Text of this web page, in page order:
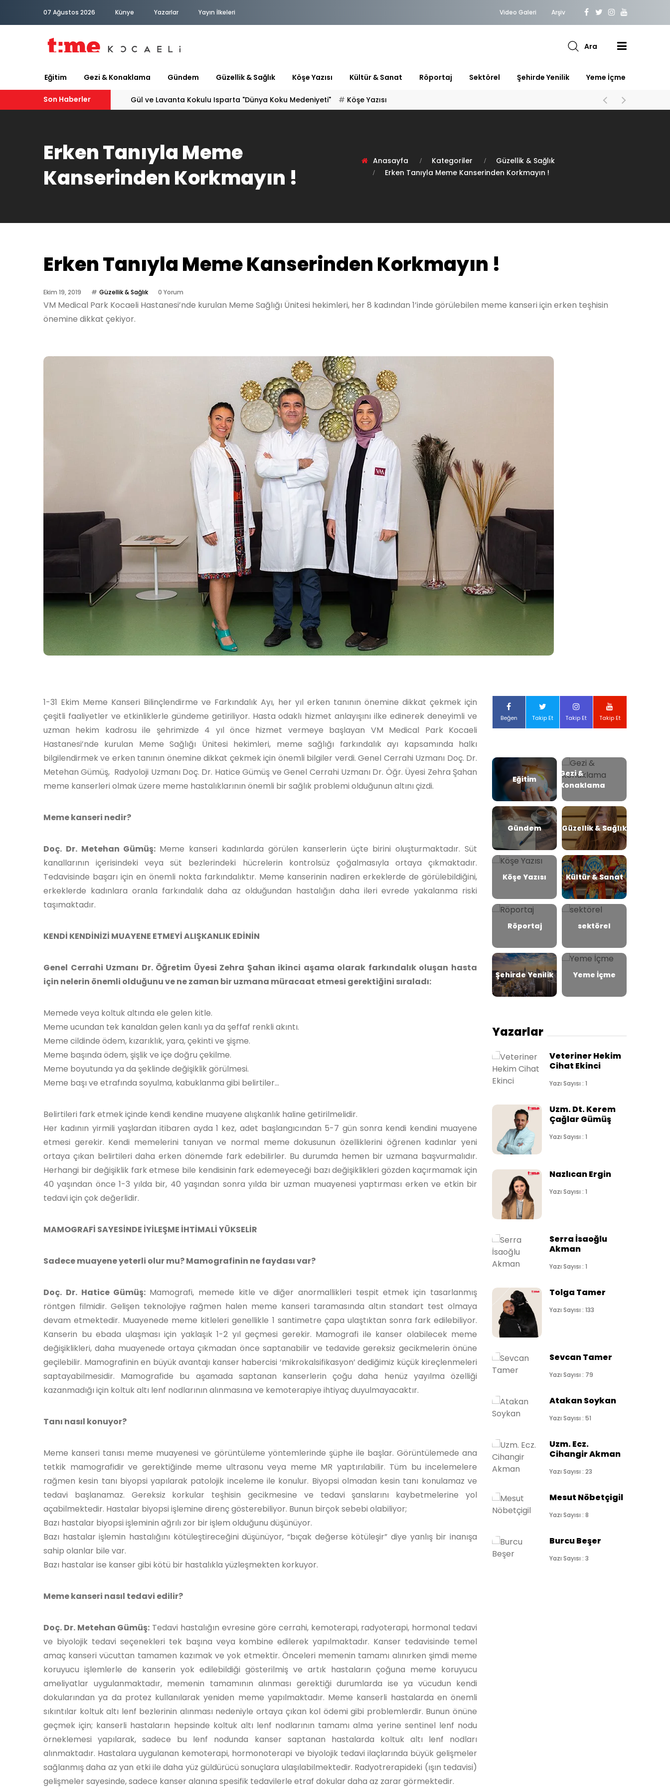
07 Ağustos 2026 Künye Yazarlar Yayın İlkeleri Video Galeri Arşiv
Ara
Eğitim Gezi & Konaklama Gündem Güzellik & Sağlık Köşe Yazısı Kültür & Sanat Röportaj Sektörel Şehirde Yenilik Yeme İçme
Son Haberler Gül ve Lavanta Kokulu Isparta "Dünya Koku Medeniyeti" Köşe Yazısı
Erken Tanıyla Meme
Kanserinden Korkmayın !
Anasayfa Kategoriler
Güzellik & Sağlık
Erken Tanıyla Meme Kanserinden Korkmayın !
Erken Tanıyla Meme Kanserinden Korkmayın !
Ekim 19, 2019 Güzellik & Sağlık 0 Yorum
VM Medical Park Kocaeli Hastanesi’nde kurulan Meme Sağlığı Ünitesi hekimleri, her 8 kadından 1’inde görülebilen meme kanseri için erken teşhisin
önemine dikkat çekiyor.
1-31 Ekim Meme Kanseri Bilinçlendirme ve Farkındalık Ayı, her yıl erken tanının önemine dikkat çekmek için
çeşitli faaliyetler ve etkinliklerle gündeme getiriliyor. Hasta odaklı hizmet anlayışını ilke edinerek deneyimli ve
uzman hekim kadrosu ile şehrimizde 4 yıl önce hizmet vermeye başlayan VM Medical Park Kocaeli
Hastanesi’nde kurulan Meme Sağlığı Ünitesi hekimleri, meme sağlığı farkındalık ayı kapsamında halkı
bilgilendirmek ve erken tanının önemine dikkat çekmek için önemli bilgiler verdi. Genel Cerrahi Uzmanı Doç. Dr.
Metehan Gümüş, Radyoloji Uzmanı Doç. Dr. Hatice Gümüş ve Genel Cerrahi Uzmanı Dr. Öğr. Üyesi Zehra Şahan
meme kanserleri olmak üzere meme hastalıklarının önemli bir sağlık problemi olduğunun altını çizdi.
Meme kanseri nedir?
Doç. Dr. Metehan Gümüş: Meme kanseri kadınlarda görülen kanserlerin üçte birini oluşturmaktadır. Süt
kanallarının içerisindeki veya süt bezlerindeki hücrelerin kontrolsüz çoğalmasıyla ortaya çıkmaktadır.
Tedavisinde başarı için en önemli nokta farkındalıktır. Meme kanserinin nadiren erkeklerde de görülebildiğini,
erkeklerde kadınlara oranla farkındalık daha az olduğundan hastalığın daha ileri evrede yakalanma riski
taşımaktadır.
KENDİ KENDİNİZİ MUAYENE ETMEYİ ALIŞKANLIK EDİNİN
Genel Cerrahi Uzmanı Dr. Öğretim Üyesi Zehra Şahan ikinci aşama olarak farkındalık oluşan hasta
için nelerin önemli olduğunu ve ne zaman bir uzmana müracaat etmesi gerektiğini sıraladı:
Memede veya koltuk altında ele gelen kitle.
Meme ucundan tek kanaldan gelen kanlı ya da şeffaf renkli akıntı.
Meme cildinde ödem, kızarıklık, yara, çekinti ve şişme.
Meme başında ödem, şişlik ve içe doğru çekilme.
Meme boyutunda ya da şeklinde değişiklik görülmesi.
Meme başı ve etrafında soyulma, kabuklanma gibi belirtiler…
Belirtileri fark etmek içinde kendi kendine muayene alışkanlık haline getirilmelidir.
Her kadının yirmili yaşlardan itibaren ayda 1 kez, adet başlangıcından 5-7 gün sonra kendi kendini muayene
etmesi gerekir. Kendi memelerini tanıyan ve normal meme dokusunun özelliklerini öğrenen kadınlar yeni
ortaya çıkan belirtileri daha erken dönemde fark edebilirler. Bu durumda hemen bir uzmana başvurmalıdır.
Herhangi bir değişiklik fark etmese bile kendisinin fark edemeyeceği bazı değişiklikleri gözden kaçırmamak için
40 yaşından önce 1-3 yılda bir, 40 yaşından sonra yılda bir uzman muayenesi yaptırması erken ve etkin bir
tedavi için çok değerlidir.
MAMOGRAFİ SAYESİNDE İYİLEŞME İHTİMALİ YÜKSELİR
Sadece muayene yeterli olur mu? Mamografinin ne faydası var?
Doç. Dr. Hatice Gümüş: Mamografi, memede kitle ve diğer anormallikleri tespit etmek için tasarlanmış
röntgen filmidir. Gelişen teknolojiye rağmen halen meme kanseri taramasında altın standart test olmaya
devam etmektedir. Muayenede meme kitleleri genellikle 1 santimetre çapa ulaştıktan sonra fark edilebiliyor.
Kanserin bu ebada ulaşması için yaklaşık 1-2 yıl geçmesi gerekir. Mamografi ile kanser olabilecek meme
değişiklikleri, daha muayenede ortaya çıkmadan önce saptanabilir ve tedavide gereksiz gecikmelerin önüne
geçilebilir. Mamografinin en büyük avantajı kanser habercisi ‘mikrokalsifikasyon’ dediğimiz küçük kireçlenmeleri
saptayabilmesidir. Mamografide bu aşamada saptanan kanserlerin çoğu daha henüz yayılma özelliği
kazanmadığı için koltuk altı lenf nodlarının alınmasına ve kemoterapiye ihtiyaç duyulmayacaktır.
Tanı nasıl konuyor?
Meme kanseri tanısı meme muayenesi ve görüntüleme yöntemlerinde şüphe ile başlar. Görüntülemede ana
tetkik mamografidir ve gerektiğinde meme ultrasonu veya meme MR yaptırılabilir. Tüm bu incelemelere
rağmen kesin tanı biyopsi yapılarak patolojik inceleme ile konulur. Biyopsi olmadan kesin tanı konulamaz ve
tedavi başlanamaz. Gereksiz korkular teşhisin gecikmesine ve tedavi şanslarını kaybetmelerine yol
açabilmektedir. Hastalar biyopsi işlemine direnç gösterebiliyor. Bunun birçok sebebi olabiliyor;
Bazı hastalar biyopsi işleminin ağrılı zor bir işlem olduğunu düşünüyor.
Bazı hastalar işlemin hastalığını kötüleştireceğini düşünüyor, “bıçak değerse kötüleşir” diye yanlış bir inanışa
sahip olanlar bile var.
Bazı hastalar ise kanser gibi kötü bir hastalıkla yüzleşmekten korkuyor.
Meme kanseri nasıl tedavi edilir?
Doç. Dr. Metehan Gümüş: Tedavi hastalığın evresine göre cerrahi, kemoterapi, radyoterapi, hormonal tedavi
ve biyolojik tedavi seçenekleri tek başına veya kombine edilerek yapılmaktadır. Kanser tedavisinde temel
amaç kanseri vücuttan tamamen kazımak ve yok etmektir. Önceleri memenin tamamı alınırken şimdi meme
koruyucu işlemlerle de kanserin yok edilebildiği gösterilmiş ve artık hastaların çoğuna meme koruyucu
ameliyatlar uygulanmaktadır, memenin tamamının alınması gerektiği durumlarda ise ya vücudun kendi
dokularından ya da protez kullanılarak yeniden meme yapılmaktadır. Meme kanserli hastalarda en önemli
sıkıntılar koltuk altı lenf bezlerinin alınması nedeniyle ortaya çıkan kol ödemi gibi problemlerdir. Bunun önüne
geçmek için; kanserli hastaların hepsinde koltuk altı lenf nodlarının tamamı alma yerine sentinel lenf nodu
örneklemesi yapılarak, sadece bu lenf nodunda kanser saptanan hastalarda koltuk altı lenf nodları
alınmaktadır. Hastalara uygulanan kemoterapi, hormonoterapi ve biyolojik tedavi ilaçlarında büyük gelişmeler
sağlanmış daha az yan etki ile daha yüz güldürücü sonuçlara ulaşılabilmektedir. Radyotrerapideki (ışın tedavisi)
gelişmeler sayesinde, sadece kanser alanına spesifik tedavilerle etraf dokular daha az zarar görmektedir.
Beğen Takip Et Takip Et Takip Et
Eğitim
Gezi &
Konaklama
Gündem Güzellik & Sağlık
Köşe Yazısı Kültür & Sanat
Röportaj sektörel
Şehirde Yenilik Yeme İçme
Yazarlar
Veteriner Hekim
Cihat Ekinci
Yazı Sayısı : 1
Uzm. Dt. Kerem
Çağlar Gümüş
Yazı Sayısı : 1
Nazlıcan Ergin
Yazı Sayısı : 1
Serra İsaoğlu
Akman
Yazı Sayısı : 1
Tolga Tamer
Yazı Sayısı : 133
Sevcan Tamer
Yazı Sayısı : 79
Atakan Soykan
Yazı Sayısı : 51
Uzm. Ecz.
Cihangir Akman
Yazı Sayısı : 23
Mesut Nöbetçigil
Yazı Sayısı : 8
Burcu Beşer
Yazı Sayısı : 3